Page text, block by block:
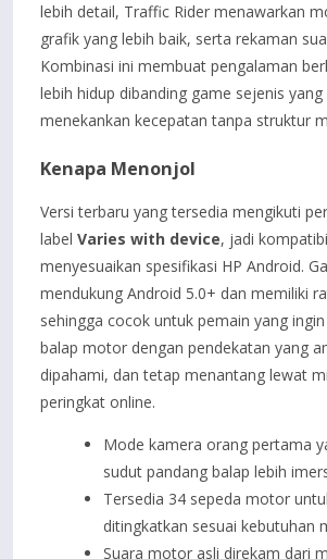
lebih detail, Traffic Rider menawarkan
grafik yang lebih baik, serta rekaman
Kombinasi ini membuat pengalaman
lebih hidup dibanding game sejenis yang
menekankan kecepatan tanpa struktur
Kenapa Menonjol
Versi terbaru yang tersedia mengikuti
label Varies with device, jadi
menyesuaikan spesifikasi HP Android.
mendukung Android 5.0+ dan memiliki
sehingga cocok untuk pemain yang
balap motor dengan pendekatan yang
dipahami, dan tetap menantang lewat
peringkat online.
Mode kamera orang pertama
sudut pandang balap lebih
Tersedia 34 sepeda motor
ditingkatkan sesuai kebutuhan
Suara motor asli direkam dari